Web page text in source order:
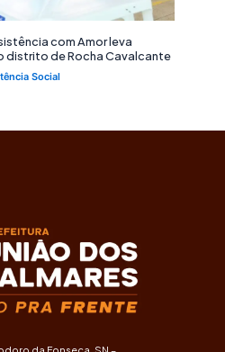
com Amor leva
distrito de Rocha Cavalcante
Social
da Fonseca, SN –